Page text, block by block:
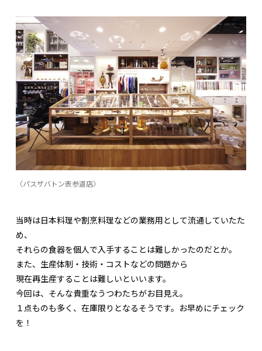
〈パスザバトン表参道店〉
当時は日本料理や割烹料理などの業務用として流通していたた
め、
それらの食器を個人で入手することは難しかったのだとか。
また、生産体制・技術・コストなどの問題から
現在再生産することは難しいといいます。
今回は、そんな貴重なうつわたちがお目見え。
１点ものも多く、在庫限りとなるそうです。お早めにチェック
を！